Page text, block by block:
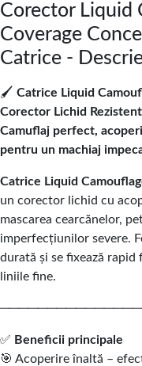
Corector Liquid
Coverage
Catrice -
🖌️ Catrice Liquid
Corector Lichid
Camuflaj perfect,
pentru un machiaj
Catrice Liquid
un corector lichid cu
mascarea cearcănelor,
imperfecțiunilor severe.
durată și se fixează rapid
liniile fine.
✅ Beneficii principale
🎯 Acoperire înaltă –